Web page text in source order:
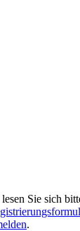
Sie sich
.